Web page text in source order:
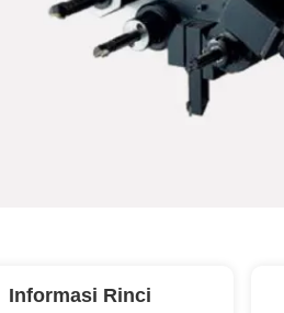
Informasi Rinci